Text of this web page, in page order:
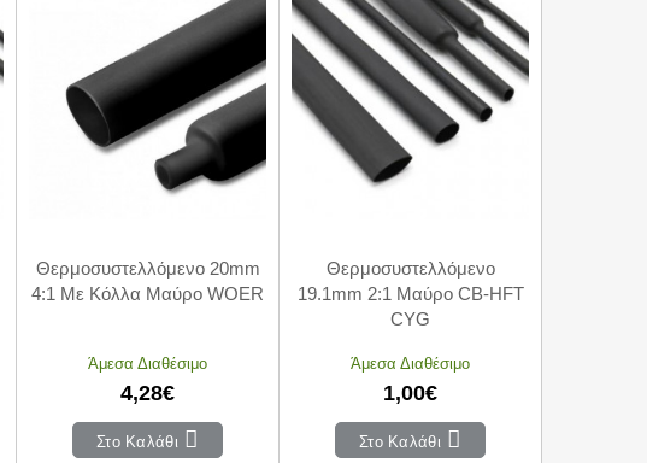
Θερμοσυστελλόμενο 20mm
4:1 Με Κόλλα Μαύρο WOER
Άμεσα Διαθέσιμο
4,28€
Στο Καλάθι
Θερμοσυστελλόμενο
19.1mm 2:1 Μαύρο CB-HFT
CYG
Άμεσα Διαθέσιμο
1,00€
Στο Καλάθι